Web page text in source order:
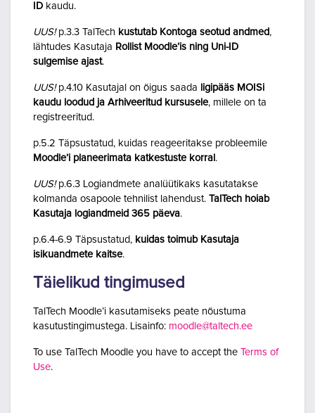
ID kaudu.
UUS!p.3.3 TalTech kustutab Kontoga seotud andmed,
lähtudes Kasutaja Rollist Moodle’is ning Uni-ID
sulgemise ajast.
UUS!p.4.10 Kasutajal on õigus saada ligipääs MOISi
kaudu loodud ja Arhiveeritud kursusele, millele on ta
registreeritud.
p.5.2 Täpsustatud, kuidas reageeritakse probleemile
Moodle’i planeerimata katkestuste korral .
UUS!p.6.3 Logiandmete analüütikaks kasutatakse
kolmanda osapoole tehnilist lahendust. TalTech hoiab
Kasutaja logiandmeid 365 päeva.
p.6.4-6.9 Täpsustatud, kuidas toimub Kasutaja
isikuandmete kaitse.
Täielikud tingimused
TalTech Moodle’i kasutamiseks peate nõustuma
kasutustingimustega. Lisainfo: moodle@taltech.ee
To use TalTech Moodle you have to accept the Terms of
Use.